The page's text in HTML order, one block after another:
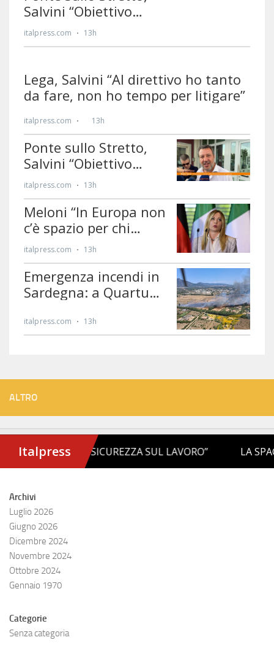
ALTRO
Archivi
Luglio 2026
Giugno 2026
Dicembre 2024
Novembre 2024
Ottobre 2024
Gennaio 1970
Categorie
Senza categoria